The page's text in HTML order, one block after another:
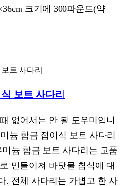
크기에 300파운드(약
보트 사다리
없어서는 안 될 도우미입니
늄 합금 접이식 보트 사다리
늄 합금 보트 사다리는 고품
만들어져 바닷물 침식에 대
. 전체 사다리는 가볍고 한 사